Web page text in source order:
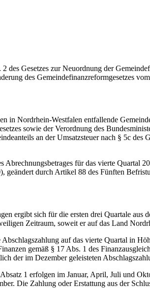
des Gesetzes zur Neuordnung der
des Gemeindefinanzreformgesetzes
in Nordrhein-Westfalen entfallende
sowie der Verordnung des
an der Umsatzsteuer nach § 5c
Abrechnungsbetrages für das vierte Quartal
geändert durch Artikel 88 des Fünften
ergibt sich für die ersten drei Quartale aus
Zeitraum, soweit er auf das Land
auf das vierte Quartal in
gemäß § 17 Abs. 1 des
der im Dezember geleisteten
1 erfolgen im Januar, April, Juli und
Die Zahlung oder Erstattung aus der